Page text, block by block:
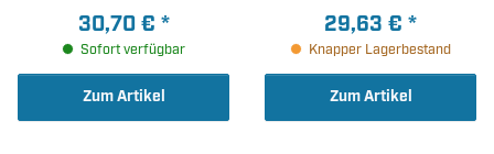
28x55x13,5mm )
30,70 € *
Sofort verfügbar
Zum Artikel
25x55x13,75mm )
29,63 € *
Knapper Lagerbestand
Zum Artikel